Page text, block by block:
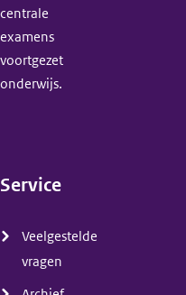
centrale
examens
voortgezet
onderwijs.
Service
Veelgestelde
vragen